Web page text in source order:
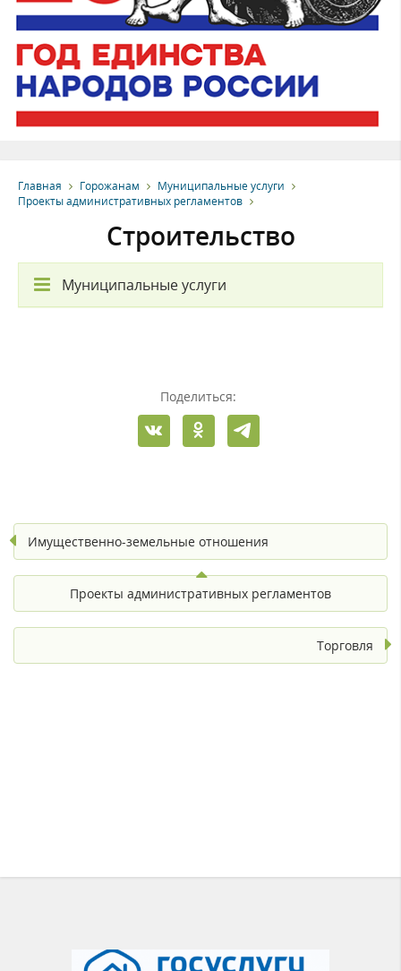
Главная Горожанам
Муниципальные услуги
Проекты административных регламентов
Строительство
Муниципальные услуги
Поделиться:
Имущественно-земельные отношения
Проекты административных регламентов
Торговля